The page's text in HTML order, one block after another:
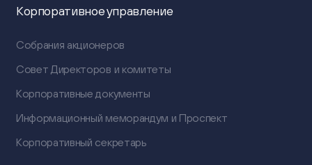
Корпоративное управление
Собрания акционеров
Совет Директоров и комитеты
Корпоративные документы
Информационный меморандум и Проспект
Корпоративный секретарь